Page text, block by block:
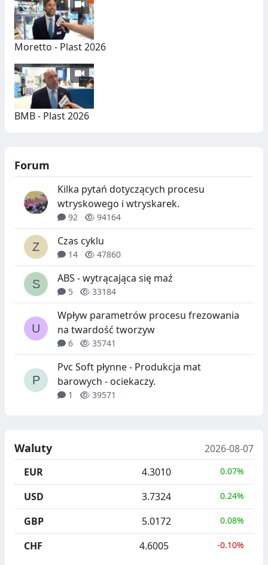
Moretto - Plast 2026
BMB - Plast 2026
Forum
Kilka pytań dotyczących procesu
wtryskowego i wtryskarek.
92 94164
Czas cyklu
14 47860
ABS - wytrącająca się maź
5 33184
Wpływ parametrów procesu frezowania
na twardość tworzyw
6 35741
Pvc Soft płynne - Produkcja mat
barowych - ociekaczy.
1 39571
Waluty
2026-08-07
EUR
4.3010 0.07%
USD 3.7324 0.24%
GBP 5.0172 0.08%
CHF 4.6005 -0.10%